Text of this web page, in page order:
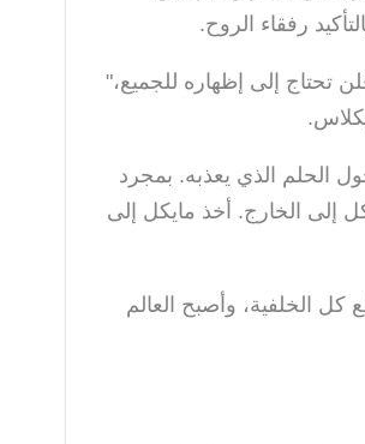
رفقاء الروح.
إلى إظهاره للجميع،"
الحلم الذي يعذبه. بمجرد
إلى الخارج. أخذ مايكل إلى
الخلفية، وأصبح العالم